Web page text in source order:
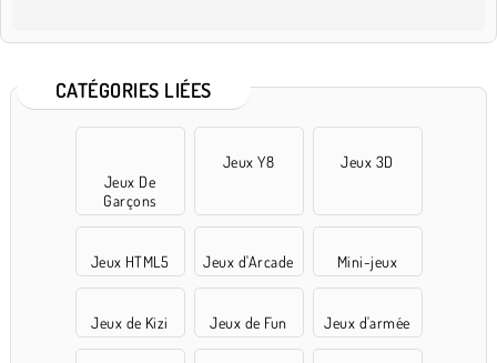
CATÉGORIES LIÉES
Jeux De
Garçons
Jeux Y8 Jeux 3D
Jeux HTML5 Jeux d'Arcade Mini-jeux
Jeux de Kizi Jeux de Fun Jeux d'armée